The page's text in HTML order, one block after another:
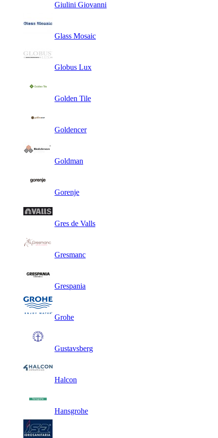
Giulini Giovanni
Glass Mosaic
Globus Lux
Golden Tile
Goldencer
Goldman
Gorenje
Gres de Valls
Gresmanc
Grespania
Grohe
Gustavsberg
Halcon
Hansgrohe